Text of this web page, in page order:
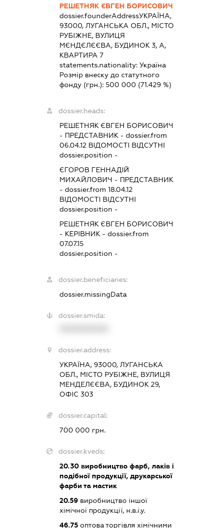
РЕШЕТНЯК ЄВГЕН БОРИСОВИЧ
dossier.founderAddressУКРАЇНА,
93000, ЛУГАНСЬКА ОБЛ., МІСТО
РУБІЖНЕ, ВУЛИЦЯ
МЄНДЄЛЄЄВА, БУДИНОК 3, А,
КВАРТИРА 7
statements.nationality:Україна
Розмір внеску до статутного
фонду (грн.):500 000 (71.429 %)
dossier.heads:
РЕШЕТНЯК ЄВГЕН БОРИСОВИЧ
- ПРЕДСТАВНИК - dossier.from
06.04.12 ВІДОМОСТІ ВІДСУТНІ
dossier.position -
ЄГОРОВ ГЕННАДІЙ
МИХАЙЛОВИЧ - ПРЕДСТАВНИК
- dossier.from 18.04.12
ВІДОМОСТІ ВІДСУТНІ
dossier.position -
РЕШЕТНЯК ЄВГЕН БОРИСОВИЧ
- КЕРІВНИК - dossier.from
07.07.15
dossier.position -
dossier.beneficiaries:
dossier.missingData
dossier.smida:
dossier.address:
УКРАЇНА, 93000, ЛУГАНСЬКА
ОБЛ., МІСТО РУБІЖНЕ, ВУЛИЦЯ
МЕНДЕЛЄЄВА, БУДИНОК 29,
ОФІС 303
dossier.capital:
700 000 грн.
dossier.kveds:
20.30 виробництво фарб, лаків і
подібної продукції, друкарської
фарби та мастик
20.59 виробництво іншої
хімічної продукції, н.в.і.у.
46.75 оптова торгівля хімічними